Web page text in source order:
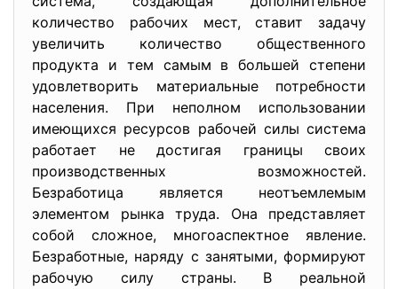
количество рабочих мест, ставит задачу
увеличить количество общественного
продукта и тем самым в большей степени
удовлетворить материальные потребности
населения. При неполном использовании
имеющихся ресурсов рабочей силы система
работает не достигая границы своих
производственных возможностей.
Безработица является неотъемлемым
элементом рынка труда. Она представляет
собой сложное, многоаспектное явление.
Безработные, наряду с занятыми, формируют
рабочую силу страны. В реальной